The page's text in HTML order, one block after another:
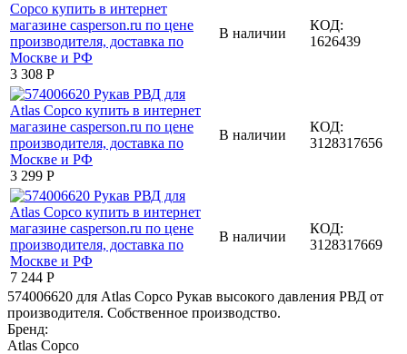
3 308 Р
В наличии
КОД:
1626439
3 299 Р
В наличии
КОД:
3128317656
7 244 Р
В наличии
КОД:
3128317669
574006620 для Atlas Copco Рукав высокого давления РВД от
производителя. Собственное производство.
Бренд:
Atlas Copco